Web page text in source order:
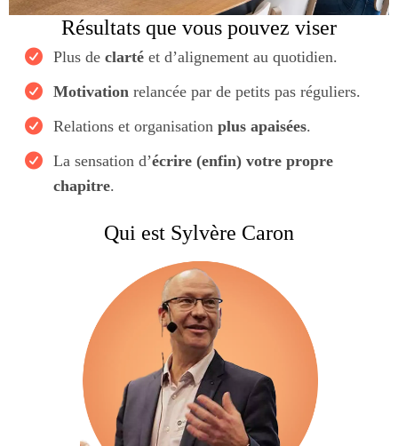
Résultats que vous pouvez viser
Plus de clarté et d’alignement au quotidien.
Motivation relancée par de petits pas réguliers.
Relations et organisation plus apaisées.
La sensation d’écrire (enfin) votre propre
chapitre.
Qui est Sylvère Caron